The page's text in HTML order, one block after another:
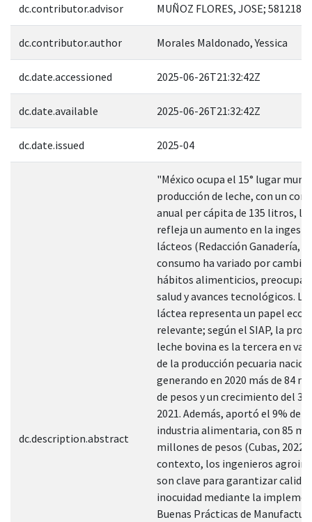
dc.contributor.advisor MUÑOZ FLORES, JOSE; 581218
dc.contributor.author Morales Maldonado, Yessica
dc.date.accessioned 2025-06-26T21:32:42Z
dc.date.available 2025-06-26T21:32:42Z
dc.date.issued 2025-04
dc.description.abstract
"México ocupa el 15° lugar
producción de leche, con un
anual per cápita de 135 litros, lo
refleja un aumento en la
lácteos (Redacción Ganadería,
consumo ha variado por
hábitos alimenticios,
salud y avances tecnológicos.
láctea representa un papel
relevante; según el SIAP, la
leche bovina es la tercera en
de la producción pecuaria
generando en 2020 más de 84
de pesos y un crecimiento del
2021. Además, aportó el 9% del
industria alimentaria, con 85 mil
millones de pesos (Cubas,
contexto, los ingenieros
son clave para garantizar
inocuidad mediante la
Buenas Prácticas de